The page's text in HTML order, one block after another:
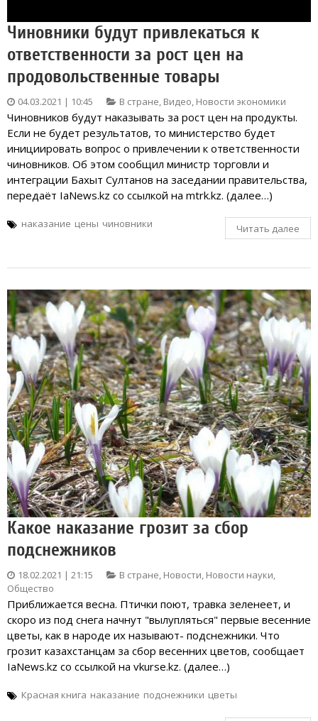
Чиновники будут привлекаться к
ответственности за рост цен на
продовольственные товары
04.03.2021 | 10:45 В стране, Видео, Новости экономики
Чиновников будут наказывать за рост цен на продукты.
Если не будет результатов, то министерство будет
инициировать вопрос о привлечении к ответственности
чиновников. Об этом сообщил министр торговли и
интеграции Бахыт Султанов на заседании правительства,
передаёт IaNews.kz со ссылкой на mtrk.kz. (далее…)
наказание цены чиновники Читать далее
Какое наказание грозит за сбор
подснежников
18.02.2021 | 21:15 В стране, Новости, Новости науки,
Общество
Приближается весна. Птички поют, травка зеленеет, и
скоро из под снега начнут "вылупляться" первые весенние
цветы, как в народе их называют- подснежники. Что
грозит казахстанцам за сбор весенних цветов, сообщает
IaNews.kz со ссылкой на vkurse.kz. (далее…)
Красная книга наказание подснежники цветы